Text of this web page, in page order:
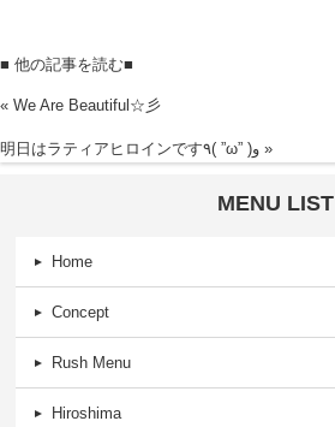
■ 他の記事を読む■
« We Are Beautiful☆彡
明日はラティアヒロインです٩( ”ω” )و »
MENU LIST
Home
Concept
Rush Menu
Hiroshima